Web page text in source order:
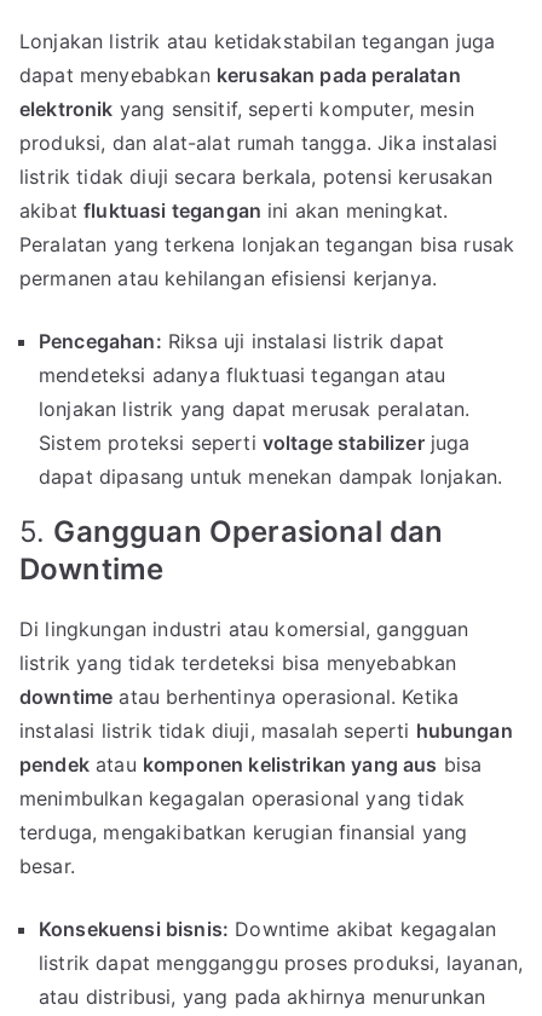
Lonjakan listrik atau ketidakstabilan tegangan juga
dapat menyebabkan kerusakan pada peralatan
elektronik yang sensitif, seperti komputer, mesin
produksi, dan alat-alat rumah tangga. Jika instalasi
listrik tidak diuji secara berkala, potensi kerusakan
akibatfluktuasi tegangan ini akan meningkat.
Peralatan yang terkena lonjakan tegangan bisa rusak
permanen atau kehilangan efisiensi kerjanya.
Pencegahan: Riksa uji instalasi listrik dapat
mendeteksi adanya fluktuasi tegangan atau
lonjakan listrik yang dapat merusak peralatan.
Sistem proteksi seperti voltage stabilizerjuga
dapat dipasang untuk menekan dampak lonjakan.
5. Gangguan Operasional dan
Downtime
Di lingkungan industri atau komersial, gangguan
listrik yang tidak terdeteksi bisa menyebabkan
downtime atau berhentinya operasional. Ketika
instalasi listrik tidak diuji, masalah seperti hubungan
pendekatau komponen kelistrikan yang aus bisa
menimbulkan kegagalan operasional yang tidak
terduga, mengakibatkan kerugian finansial yang
besar.
Konsekuensi bisnis: Downtime akibat kegagalan
listrik dapat mengganggu proses produksi, layanan,
atau distribusi, yang pada akhirnya menurunkan